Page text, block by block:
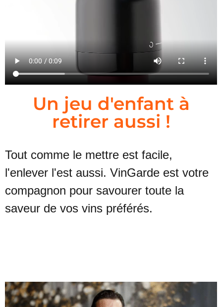
Un jeu d'enfant à
retirer aussi !
Tout comme le mettre est facile,
l'enlever l'est aussi. VinGarde est votre
compagnon pour savourer toute la
saveur de vos vins préférés.